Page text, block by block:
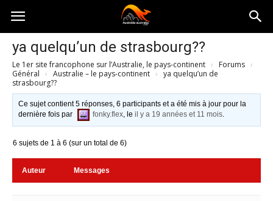
Australia-
australie.com
ya quelqu’un de strasbourg??
Le 1er site francophone sur l’Australie, le pays-continent › Forums ›
Général › Australie – le pays-continent › ya quelqu’un de
strasbourg??
Ce sujet contient 5 réponses, 6 participants et a été mis à jour pour la
dernière fois par
fonky.flex, leil y a 19 années et 11 mois.
6 sujets de 1 à 6 (sur un total de 6)
Auteur Messages